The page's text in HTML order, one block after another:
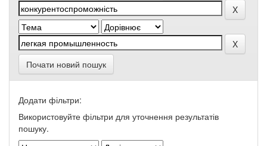
Почати новий пошук
Додати фільтри:
Використовуйте фільтри для уточнення результатів
пошуку.